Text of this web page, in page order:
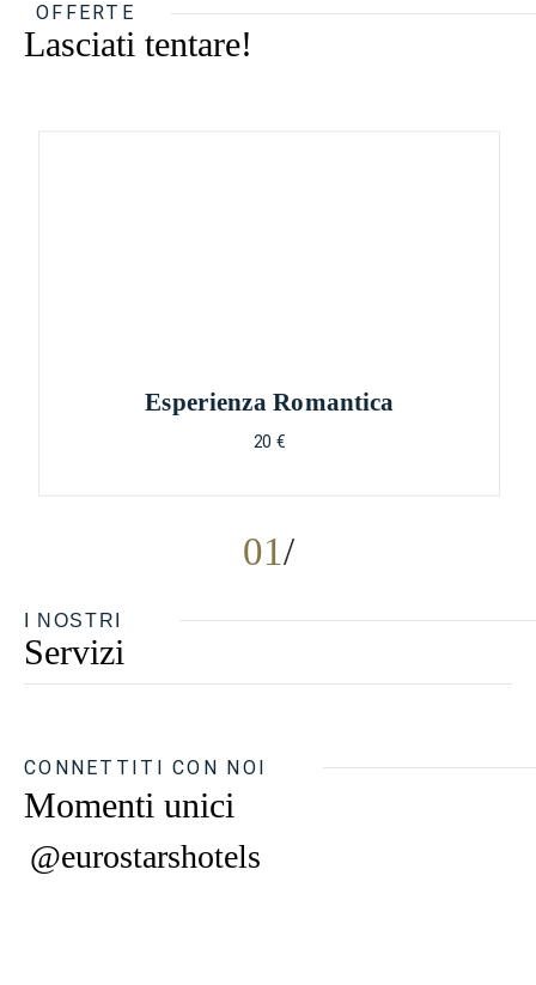
OFFERTE
Lasciati tentare!
01
Esperienza Romantica
20 €
I NOSTRI
Servizi
CONNETTITI CON NOI
Momenti unici
@eurostarshotels